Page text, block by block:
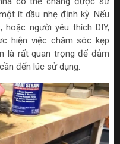
ít dầu nhẹ định kỳ. Nếu
người yêu thích DIY,
hiện việc chăm sóc kẹp
là rất quan trọng để đảm
đến lúc sử dụng.